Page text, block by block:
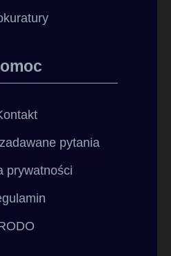
pytania
prywatności